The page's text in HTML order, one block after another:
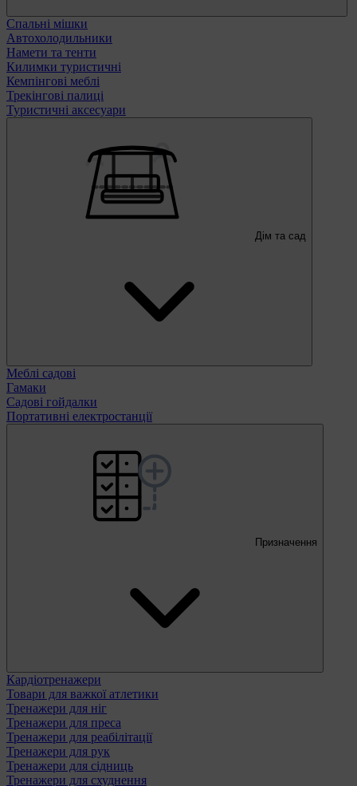
Спальні мішки
Автохолодильники
Намети та тенти
Килимки туристичні
Кемпінгові меблі
Трекінгові палиці
Туристичні аксесуари
Дім та сад
Меблі садові
Гамаки
Садові гойдалки
Портативні електростанції
Призначення
Кардіотренажери
Товари для важкої атлетики
Тренажери для ніг
Тренажери для преса
Тренажери для реабілітації
Тренажери для рук
Тренажери для сідниць
Тренажери для схуднення